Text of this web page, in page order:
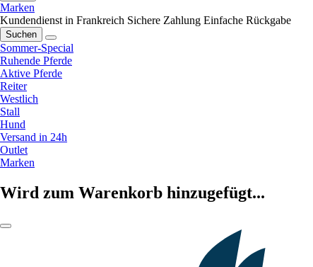
Marken
Kundendienst in Frankreich Sichere Zahlung Einfache Rückgabe
Suchen
Sommer-Special
Ruhende Pferde
Aktive Pferde
Reiter
Westlich
Stall
Hund
Versand in 24h
Outlet
Marken
Wird zum Warenkorb hinzugefügt...